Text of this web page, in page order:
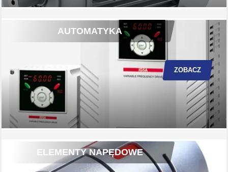
AUTOMATYKA
ZOBACZ
ELEMENTY NAPĘDOWE